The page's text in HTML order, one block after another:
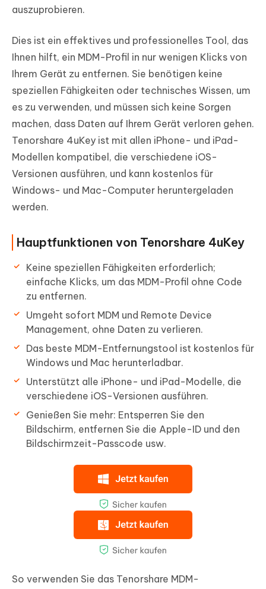
auszuprobieren.
Dies ist ein effektives und professionelles Tool, das
Ihnen hilft, ein MDM-Profil in nur wenigen Klicks von
Ihrem Gerät zu entfernen. Sie benötigen keine
speziellen Fähigkeiten oder technisches Wissen, um
es zu verwenden, und müssen sich keine Sorgen
machen, dass Daten auf Ihrem Gerät verloren gehen.
Tenorshare 4uKey ist mit allen iPhone- und iPad-
Modellen kompatibel, die verschiedene iOS-
Versionen ausführen, und kann kostenlos für
Windows- und Mac-Computer heruntergeladen
werden.
Hauptfunktionen von Tenorshare 4uKey
Keine speziellen Fähigkeiten erforderlich;
einfache Klicks, um das MDM-Profil ohne Code
zu entfernen.
Umgeht sofort MDM und Remote Device
Management, ohne Daten zu verlieren.
Das beste MDM-Entfernungstool ist kostenlos für
Windows und Mac herunterladbar.
Unterstützt alle iPhone- und iPad-Modelle, die
verschiedene iOS-Versionen ausführen.
Genießen Sie mehr: Entsperren Sie den
Bildschirm, entfernen Sie die Apple-ID und den
Bildschirmzeit-Passcode usw.
So verwenden Sie das Tenorshare MDM-